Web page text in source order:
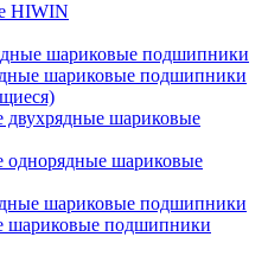
HIWIN
шариковые подшипники
шариковые подшипники
двухрядные шариковые
однорядные шариковые
шариковые подшипники
шариковые подшипники